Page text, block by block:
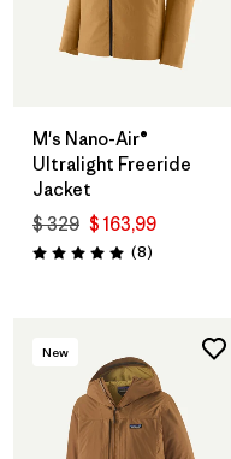
M's Nano-Air®
Ultralight Freeride
Jacket
$ 329 $ 163,99
Valoración: 5.0 / 5
(8Comentarios
)
New